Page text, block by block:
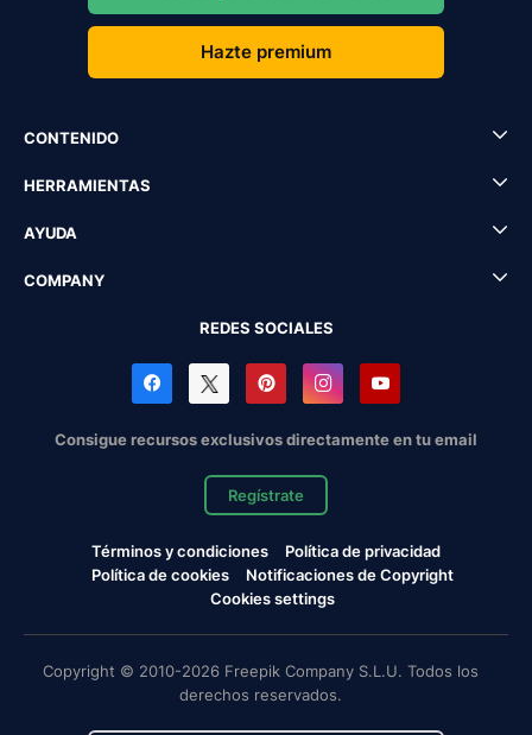
Hazte premium
CONTENIDO
HERRAMIENTAS
AYUDA
COMPANY
REDES SOCIALES
Consigue recursos exclusivos directamente en tu email
Regístrate
Términos y condiciones
Política de privacidad
Política de cookies
Notificaciones de Copyright
Cookies settings
Copyright © 2010-2026 Freepik Company S.L.U. Todos los
derechos reservados.